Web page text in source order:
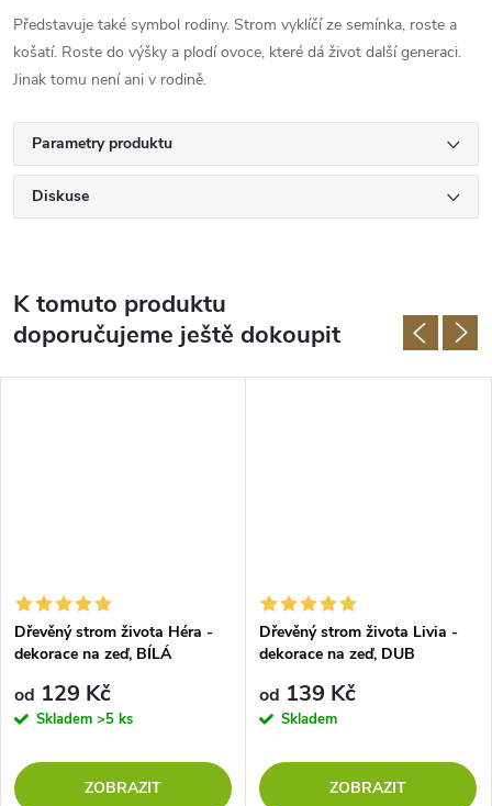
Představuje také symbol rodiny. Strom vyklíčí ze semínka, roste a
košatí. Roste do výšky a plodí ovoce, které dá život další generaci.
Jinak tomu není ani v rodině.
Parametry produktu
Diskuse
K tomuto produktu
doporučujeme ještě dokoupit
Dřevěný strom života Héra -
dekorace na zeď, BÍLÁ
od 129 Kč
Skladem >5 ks
ZOBRAZIT
Dřevěný strom života Livia -
dekorace na zeď, DUB
od 139 Kč
Skladem
ZOBRAZIT